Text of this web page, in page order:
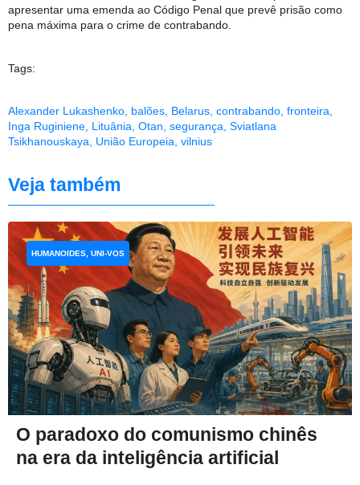
apresentar uma emenda ao Código Penal que prevê prisão como
pena máxima para o crime de contrabando.
Tags:
Alexander Lukashenko balões Belarus contrabando fronteira
Inga Ruginiene Lituânia Otan segurança Sviatlana
Tsikhanouskaya
União Europeia vilnius
Veja também
O paradoxo do comunismo chinês
na era da inteligência artificial
HUMANOIDES, UNI-VOS